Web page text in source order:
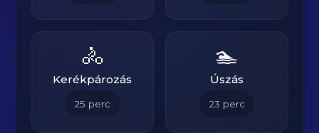
🚴
Kerékpározás
25 perc
🏊
Úszás
23 perc